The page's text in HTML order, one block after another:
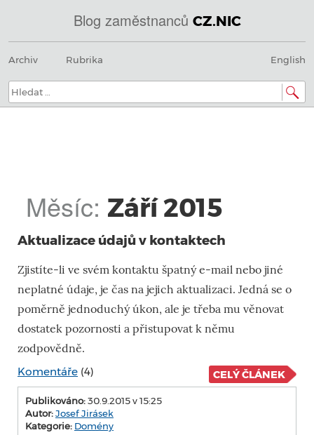
Blog zaměstnanců CZ.NIC
@
IN
SOA
nic.cz.
Menu
na
Archiv Rubrika English
Hledat:
Měsíc: Září 2015
Aktualizace údajů v kontaktech
Zjistíte-li ve svém kontaktu špatný e-mail nebo jiné
neplatné údaje, je čas na jejich aktualizaci. Jedná se o
poměrně jednoduchý úkon, ale je třeba mu věnovat
dostatek pozornosti a přistupovat k němu
zodpovědně.
Komentáře (4) CELÝ ČLÁNEK
Publikováno:30.9.2015 v 15:25
Autor:Josef Jirásek
Kategorie: Domény